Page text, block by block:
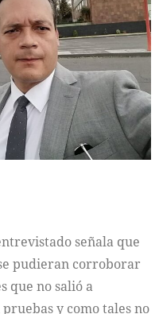
señala que
pudieran corroborar
que no salió a
y como tales no